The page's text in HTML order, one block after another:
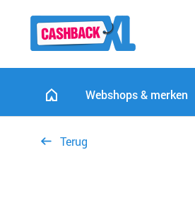
Webshops & merken
Terug